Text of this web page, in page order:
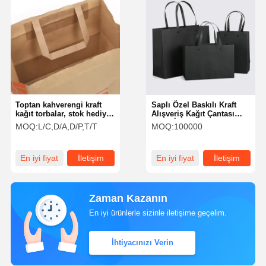
Toptan kahverengi kraft
kağıt torbalar, stok hediye
çantaları, fast food paket
servis çantaları, burgulu
dahil olmak üzere özel
baskı kabul eder.
MOQ:L/C,D/A,D/P,T/T
En iyi fiyat İletişim
Saplı Özel Baskılı Kraft
Alışveriş Kağıt Çantası
Paket İçin
MOQ:100000
En iyi fiyat İletişim
Zaman Kazanın
En iyi ürünlerle sizinle iletişime geçelim.
İhtiyacınızı Verin